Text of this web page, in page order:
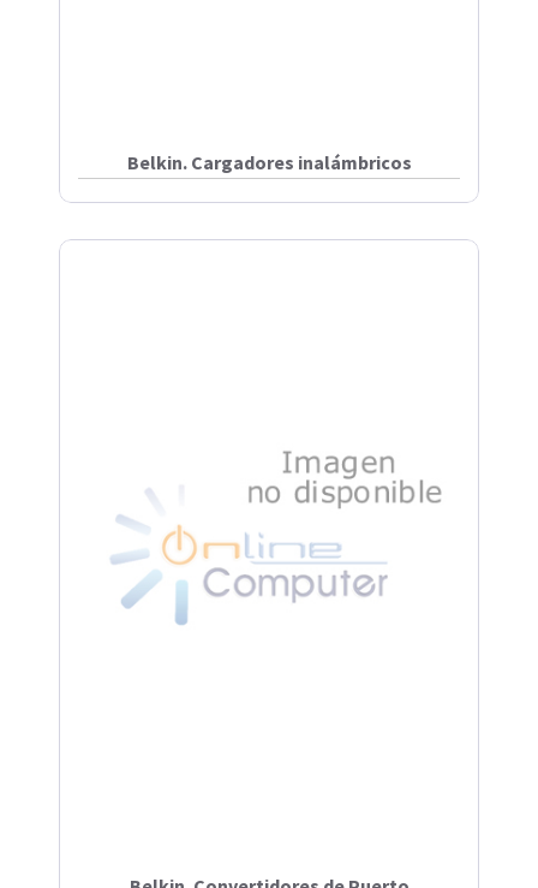
Belkin. Cargadores inalámbricos